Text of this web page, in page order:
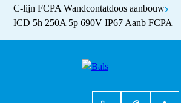
C-lijn FCPA Wandcontatdoos aanbouw
ICD 5h 250A 5p 690V IP67 Aanb FCPA